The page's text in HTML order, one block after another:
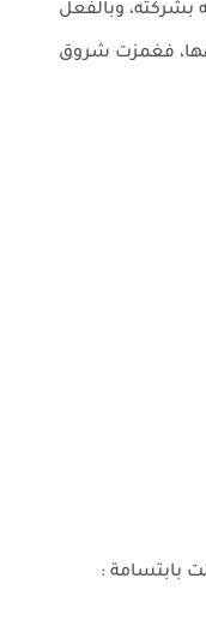
بشركته، وبالفعل
فغمزت شروق
بابتسامة :